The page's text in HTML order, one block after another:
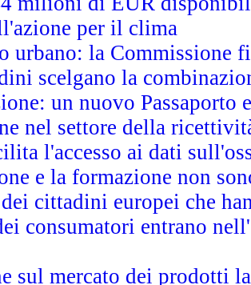
per il clima
urbano: la Commissione
scelgano la
un nuovo Passaporto
nel settore della
l'accesso ai dati
e la formazione non
cittadini europei che
consumatori entrano
sul mercato dei prodotti